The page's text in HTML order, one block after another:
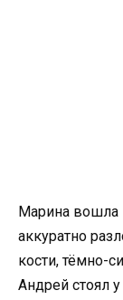
Марина вошла
аккуратно
кости, тёмно-
Андрей стоял